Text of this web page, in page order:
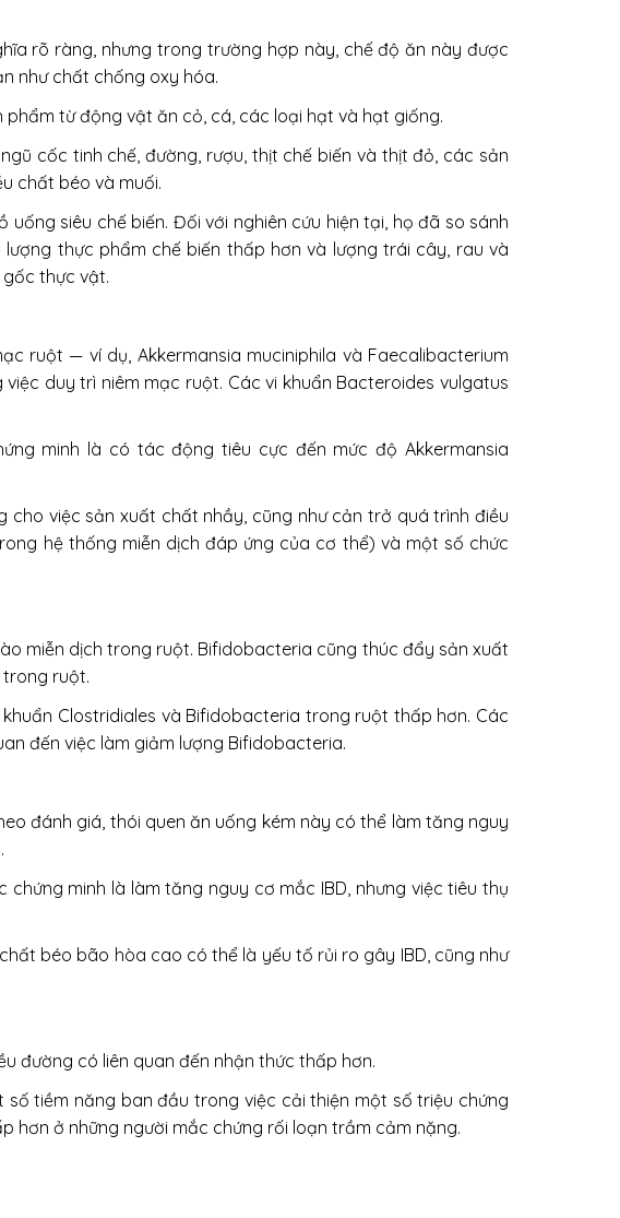
rõ ràng, nhưng trong trường hợp này, chế độ ăn này được
như chất chống oxy hóa.
từ động vật ăn cỏ, cá, các loại hạt và hạt giống.
cốc tinh chế, đường, rượu, thịt chế biến và thịt đỏ, các sản
chất béo và muối.
siêu chế biến. Đối với nghiên cứu hiện tại, họ đã so sánh
thực phẩm chế biến thấp hơn và lượng trái cây, rau và
thực vật.
ruột — ví dụ, Akkermansia muciniphila và Faecalibacterium
duy trì niêm mạc ruột. Các vi khuẩn Bacteroides vulgatus
minh là có tác động tiêu cực đến mức độ Akkermansia
việc sản xuất chất nhầy, cũng như cản trở quá trình điều
hệ thống miễn dịch đáp ứng của cơ thể) và một số chức
miễn dịch trong ruột. Bifidobacteria cũng thúc đẩy sản xuất
ruột.
Clostridiales và Bifidobacteria trong ruột thấp hơn. Các
đến việc làm giảm lượng Bifidobacteria.
đánh giá, thói quen ăn uống kém này có thể làm tăng nguy
minh là làm tăng nguy cơ mắc IBD, nhưng việc tiêu thụ
béo bão hòa cao có thể là yếu tố rủi ro gây IBD, cũng như
đường có liên quan đến nhận thức thấp hơn.
tiềm năng ban đầu trong việc cải thiện một số triệu chứng
hơn ở những người mắc chứng rối loạn trầm cảm nặng.